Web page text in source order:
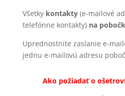
Všetky kontakty(e-mailové
telefónne kontakty) na
Uprednostnite zaslanie e-
jednu e-mailovú adresu
Ako požiadať o